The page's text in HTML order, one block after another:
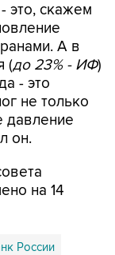
это, скажем
А в
(до 23% - ИФ)
- это
не только
давление
он.
на 14
России